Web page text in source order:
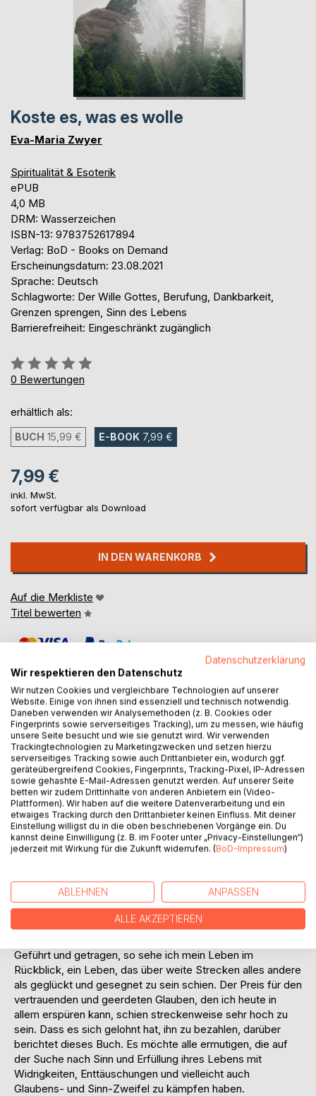
Koste es, was es wolle
Eva-Maria Zwyer
Spiritualität & Esoterik
ePUB
4,0 MB
DRM: Wasserzeichen
ISBN-13: 9783752617894
Verlag: BoD - Books on Demand
Erscheinungsdatum: 23.08.2021
Sprache: Deutsch
Schlagworte: Der Wille Gottes, Berufung, Dankbarkeit,
Grenzen sprengen, Sinn des Lebens
Barrierefreiheit: Eingeschränkt zugänglich
Bewertung::
0%
0 Bewertungen
erhältlich als:
BUCH 15,99 € E-BOOK 7,99 €
7,99 €
inkl. MwSt.
sofort verfügbar als Download
IN DEN WARENKORB
Auf die Merkliste
Titel bewerten
BESCHREIBUNG
Warum sind Sie aus dem Kloster ausgetreten? Auf diese
Frage immer wieder gestellt gibt es keine schnelle,
einfache Antwort, wenigstens in meinem Fall - nicht. Sie
beginnt wohl schon ganz früh in meinem Leben. Im
vorliegenden Buch versuche ich, dem Hintergründe und
Zusammenhängen nachzuspüren, die mein Leben und
meinen Glauben zu dem haben wachsen uns reifen lassen,
Jahre entstanden und nun zusammengefügt - fragende
Menschen auf der Suche nach Sinn und Ziel ihres Lebens
und ihres Glaubens ermutigen. Es lohnt sich nicht
aufzugeben - koste es was es wolle!
Geführt und getragen, so sehe ich mein Leben im
Rückblick, ein Leben, das über weite Strecken alles andere
als geglückt und gesegnet zu sein schien. Der Preis für den
vertrauenden und geerdeten Glauben, den ich heute in
allem erspüren kann, schien streckenweise sehr hoch zu
sein. Dass es sich gelohnt hat, ihn zu bezahlen, darüber
berichtet dieses Buch. Es möchte alle ermutigen, die auf
der Suche nach Sinn und Erfüllung ihres Lebens mit
Widrigkeiten, Enttäuschungen und vielleicht auch
Glaubens- und Sinn-Zweifel zu kämpfen haben.
Datenschutzerklärung
Wir respektieren den Datenschutz
Wir nutzen Cookies und vergleichbare Technologien auf unserer
Website. Einige von ihnen sind essenziell und technisch notwendig.
Daneben verwenden wir Analysemethoden (z. B. Cookies oder
Fingerprints sowie serverseitiges Tracking), um zu messen, wie häufig
unsere Seite besucht und wie sie genutzt wird. Wir verwenden
Trackingtechnologien zu Marketingzwecken und setzen hierzu
serverseitiges Tracking sowie auch Drittanbieter ein, wodurch ggf.
geräteübergreifend Cookies, Fingerprints, Tracking-Pixel, IP-Adressen
sowie gehashte E-Mail-Adressen genutzt werden. Auf unserer Seite
betten wir zudem Drittinhalte von anderen Anbietern ein (Video-
Plattformen). Wir haben auf die weitere Datenverarbeitung und ein
etwaiges Tracking durch den Drittanbieter keinen Einfluss. Mit deiner
Einstellung willigst du in die oben beschriebenen Vorgänge ein. Du
kannst deine Einwilligung (z. B. im Footer unter „Privacy-Einstellungen“)
jederzeit mit Wirkung für die Zukunft widerrufen. (BoD-Impressum)
ABLEHNEN ANPASSEN
ALLE AKZEPTIEREN